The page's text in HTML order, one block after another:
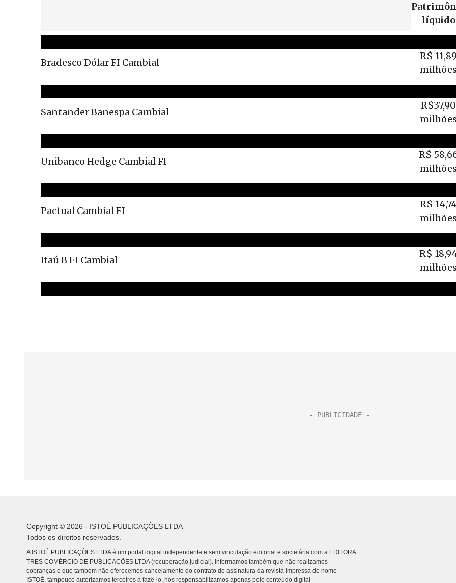
líquido
Bradesco Dólar FI Cambial
R$ 11,89
milhões
Santander Banespa Cambial
R$37,90
milhões
Unibanco Hedge Cambial FI
R$
milhões
Pactual Cambial FI
R$
milhões
Itaú B FI Cambial
R$
milhões
Copyright © 2026 - ISTOÉ PUBLICAÇÕES LTDA
Todos os direitos reservados.
A ISTOÉ PUBLICAÇÕES LTDA é um portal digital independente e sem vinculação editorial e societária com a EDITORA
TRES COMÉRCIO DE PUBLICACÕES LTDA (recuperação judicial). Informamos também que não realizamos
cobranças e que também não oferecemos cancelamento do contrato de assinatura da revista impressa de nome
ISTOÉ, tampouco autorizamos terceiros a fazê-lo, nos responsabilizamos apenas pelo conteúdo digital